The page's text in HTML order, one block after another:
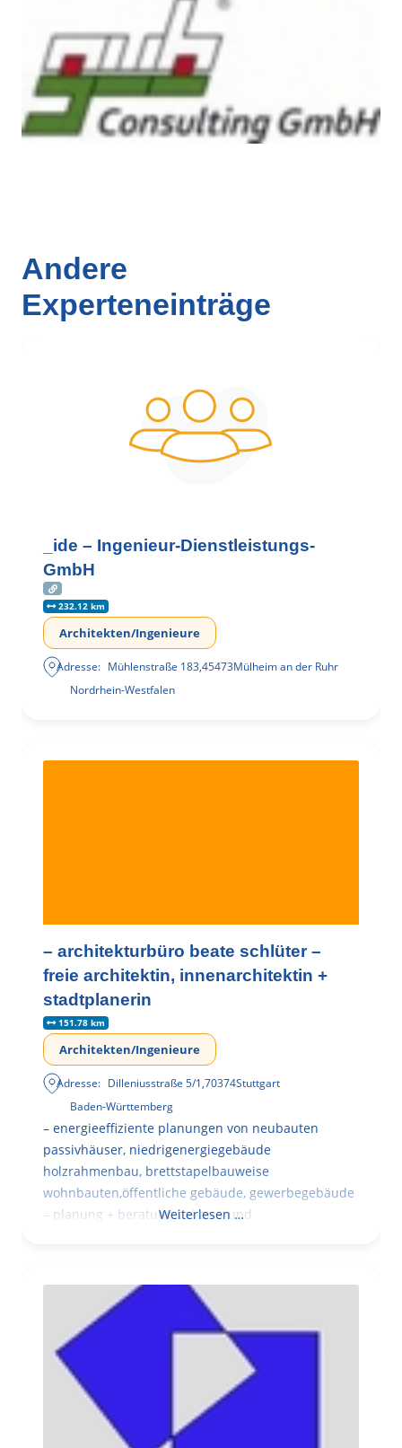
Andere
Experteneinträge
_ide – Ingenieur-Dienstleistungs-
GmbH
232.12 km
Architekten/Ingenieure
Adresse: Mühlenstraße 183,45473Mülheim an der Ruhr
Nordrhein-Westfalen
– architekturbüro beate schlüter –
freie architektin, innenarchitektin +
stadtplanerin
151.78 km
Architekten/Ingenieure
Adresse: Dilleniusstraße 5/1,70374Stuttgart
Baden-Württemberg
– energieeffiziente planungen von neubauten
passivhäuser, niedrigenergiegebäude
holzrahmenbau, brettstapelbauweise
wohnbauten,öffentliche gebäude, gewerbegebäude
– planung + beratung bei an – und
Weiterlesen …